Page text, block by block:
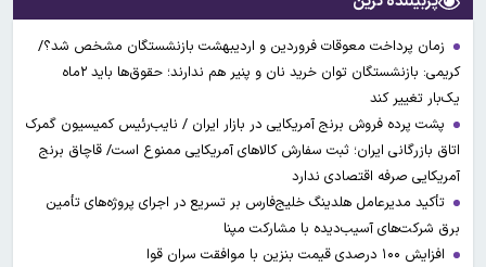
زمان پرداخت معوقات فروردین و اردیبهشت بازنشستگان مشخص شد؟/
کریمی: بازنشستگان توان خرید نان و پنیر هم ندارند؛ حقوق‌ها باید ۲ماه
یک‌بار تغییر کند
پشت پرده فروش برنج آمریکایی در بازار ایران / نایب‌رئیس کمیسیون گمرک
اتاق بازرگانی ایران؛ ثبت سفارش کالاهای آمریکایی ممنوع است/ قاچاق برنج
آمریکایی صرفه اقتصادی ندارد
تأکید مدیرعامل هلدینگ خلیج‌فارس بر تسریع در اجرای پروژه‌های تأمین
برق شرکت‌های آسیب‌دیده با مشارکت مپنا
افزایش ۱۰۰ درصدی قیمت بنزین با موافقت سران قوا